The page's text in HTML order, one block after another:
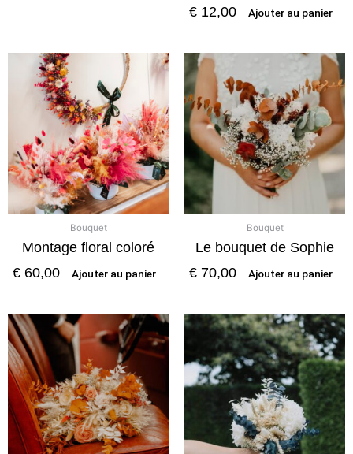
€ 12,00 Ajouter au panier
Bouquet
Montage floral coloré
€ 60,00 Ajouter au panier
Bouquet
Le bouquet de Sophie
€ 70,00 Ajouter au panier